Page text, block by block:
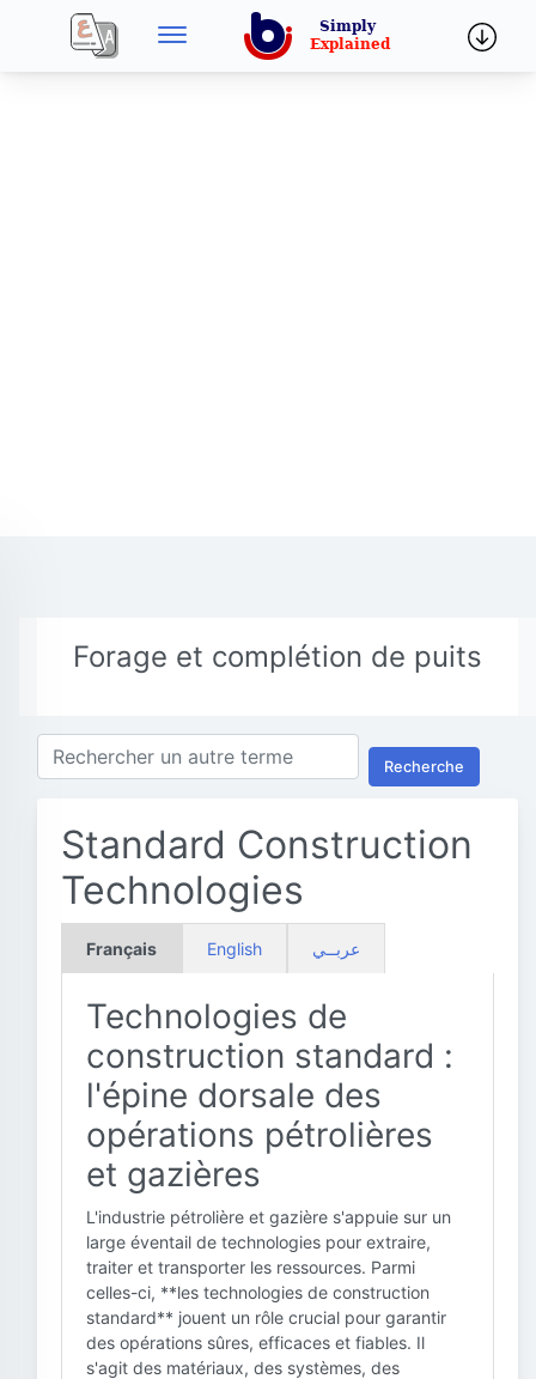
Forage et complétion de puits
Recherche
Standard Construction
Technologies
Français English عربــي
Technologies de
construction standard :
l'épine dorsale des
opérations pétrolières
et gazières
L'industrie pétrolière et gazière s'appuie sur un
large éventail de technologies pour extraire,
traiter et transporter les ressources. Parmi
celles-ci, **les technologies de construction
standard** jouent un rôle crucial pour garantir
des opérations sûres, efficaces et fiables. Il
s'agit des matériaux, des systèmes, des